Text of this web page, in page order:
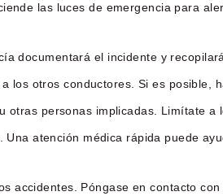
las luces de emergencia para
documentará el incidente y
los otros conductores. Si es posible,
personas implicadas. Limítate a
atención médica rápida puede
accidentes. Póngase en contacto